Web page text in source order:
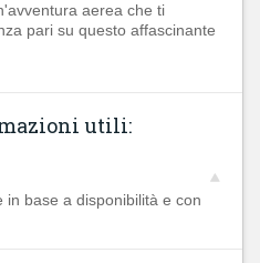
aerea che ti
pari su questo affascinante
utili:
base a disponibilità e con